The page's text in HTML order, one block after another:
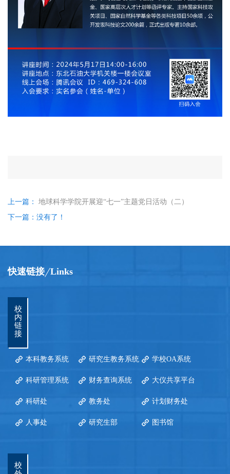
上一篇： 地球科学学院开展迎“七一”主题党日活动（二）
下一篇：没有了！
快速链接 Links
校
内
链
接
本科教务系统 研究生教务系统 学校OA系统
科研管理系统 财务查询系统 大仪共享平台
科研处 教务处 计划财务处
人事处 研究生部 图书馆
校